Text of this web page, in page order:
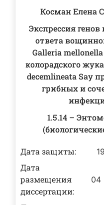
Косман Елена
Экспрессия
ответа
Galleria
колорадского
decemlineata Say
грибных и
1.5.14 –
Дата защиты:
Дата
размещения
диссертации:
04